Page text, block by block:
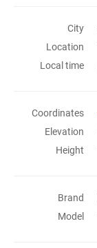
City
Location
Local time
Coordinates
Elevation
Height
Brand
Model